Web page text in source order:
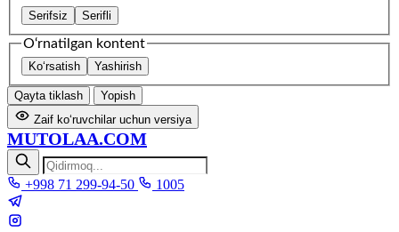
Serifsiz Serifli
O‘rnatilgan kontent
Ko‘rsatish Yashirish
Qayta tiklash
Yopish
Zaif ko‘ruvchilar uchun versiya
MUTOLAA.COM
+998 71 299-94-50 1005